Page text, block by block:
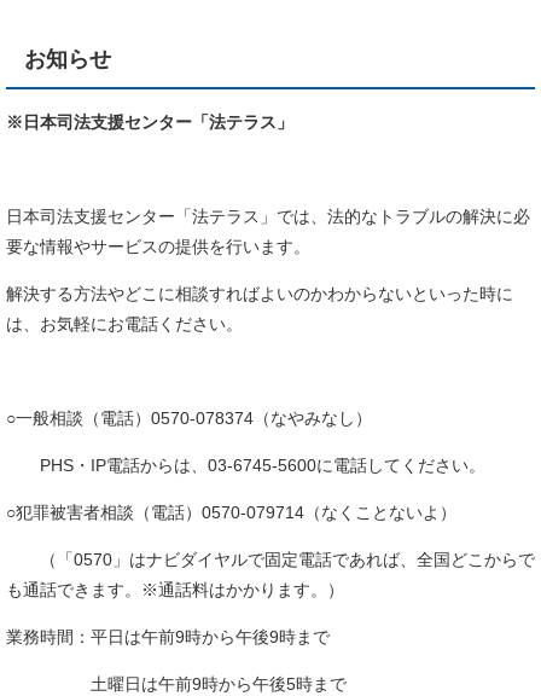
お知らせ
※日本司法支援センター「法テラス」
日本司法支援センター「法テラス」では、法的なトラブルの解決に必
要な情報やサービスの提供を行います。
解決する方法やどこに相談すればよいのかわからないといった時に
は、お気軽にお電話ください。
○一般相談（電話）0570-078374（なやみなし）
PHS・IP電話からは、03-6745-5600に電話してください。
○犯罪被害者相談（電話）0570-079714（なくことないよ）
（「0570」はナビダイヤルで固定電話であれば、全国どこからで
も通話できます。※通話料はかかります。）
業務時間：平日は午前9時から午後9時まで
土曜日は午前9時から午後5時まで